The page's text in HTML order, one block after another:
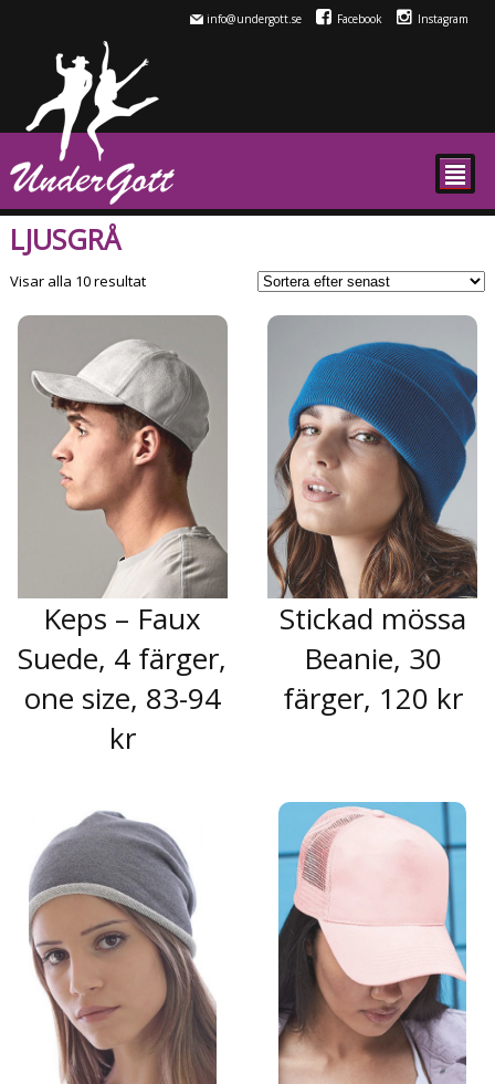
info@undergott.se Facebook Instagram
²
LJUSGRÅ
Visar alla 10 resultatSortera
senaste
Keps – Faux
Suede, 4 färger,
one size, 83-94
kr
Stickad mössa
Beanie, 30
färger, 120 kr